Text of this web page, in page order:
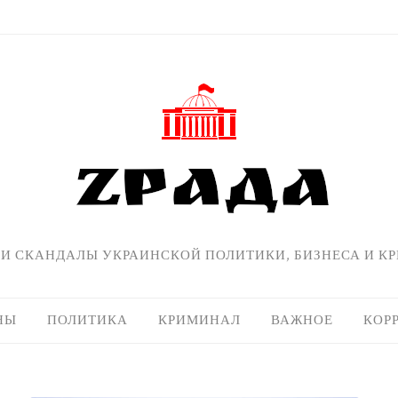
СКАНДАЛЫ УКРАИНСКОЙ ПОЛИТИКИ, БИЗНЕСА И
ПОЛИТИКА КРИМИНАЛ ВАЖНОЕ